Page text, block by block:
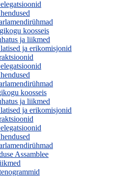
koosseis
ja liikmed
ja erikomisjonid
koosseis
ja liikmed
ja erikomisjonid
Assamblee